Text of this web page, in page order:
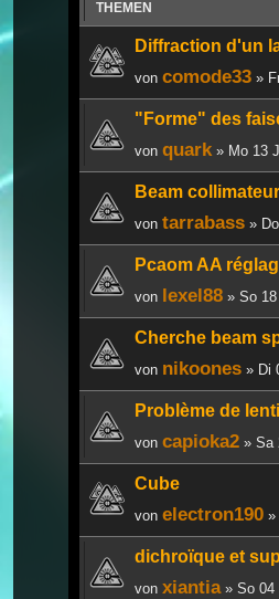
THEMEN
Diffraction d'un
von comode33 »
"Forme" des
von quark » Mo 13
Beam collimateur
von tarrabass »
Pcaom AA
von lexel88 » So
Cherche beam
von nikoones » Di
Problème de
von capioka2 » Sa
Cube
von electron190 »
dichroïque et
von xiantia» So 04